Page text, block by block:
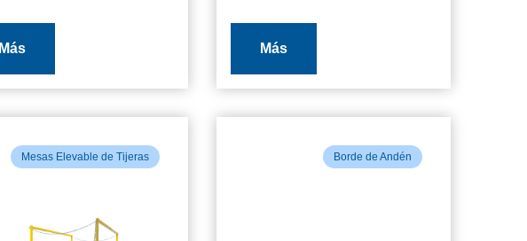
Más Más
Mesas Elevable de Tijeras Borde de Andén